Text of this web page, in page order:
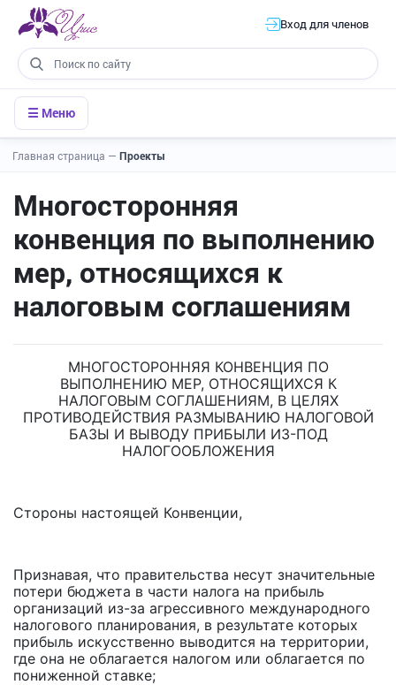
Вход для членов
☰ Меню
Главная страница — Проекты
Многосторонняя
конвенция по выполнению
мер, относящихся к
налоговым соглашениям
МНОГОСТОРОННЯЯ КОНВЕНЦИЯ ПО
ВЫПОЛНЕНИЮ МЕР, ОТНОСЯЩИХСЯ К
НАЛОГОВЫМ СОГЛАШЕНИЯМ, В ЦЕЛЯХ
ПРОТИВОДЕЙСТВИЯ РАЗМЫВАНИЮ НАЛОГОВОЙ
БАЗЫ И ВЫВОДУ ПРИБЫЛИ ИЗ-ПОД
НАЛОГООБЛОЖЕНИЯ
Стороны настоящей Конвенции,
Признавая, что правительства несут значительные
потери бюджета в части налога на прибыль
организаций из-за агрессивного международного
налогового планирования, в результате которых
прибыль искусственно выводится на территории,
где она не облагается налогом или облагается по
пониженной ставке;